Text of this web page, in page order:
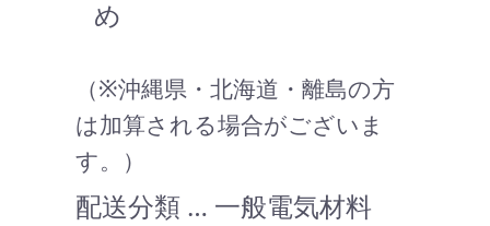
め
（※沖縄県・北海道・離島の方
は加算される場合がございま
す。）
配送分類 … 一般電気材料